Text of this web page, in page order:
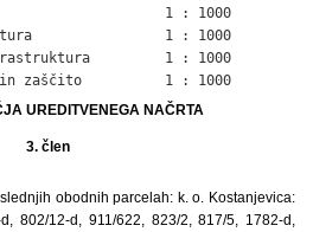
1 : 1000
1 : 1000
1 : 1000
in zaščito          1 : 1000
UREDITVENEGA NAČRTA
3. člen
obodnih parcelah: k. o. Kostanjevica:
802/12-d, 911/622, 823/2, 817/5, 1782-d,